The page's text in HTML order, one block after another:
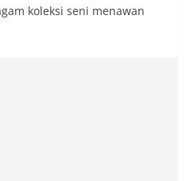
koleksi seni menawan